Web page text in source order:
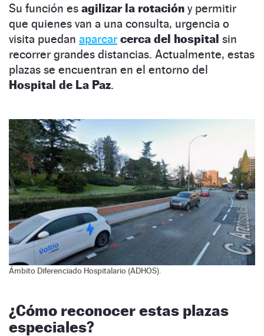
Su función es agilizar la rotación y permitir
que quienes van a una consulta, urgencia o
visita puedan aparcar cerca del hospital sin
recorrer grandes distancias. Actualmente, estas
plazas se encuentran en el entorno del
Hospital de La Paz.
Ámbito Diferenciado Hospitalario (ADHOS).
¿Cómo reconocer estas plazas
especiales?